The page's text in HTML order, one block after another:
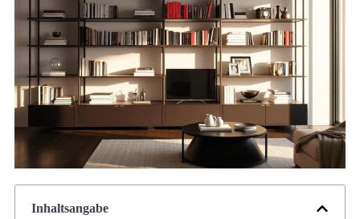
Inhaltsangabe